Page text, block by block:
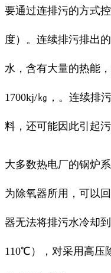
要通过连排污的方式
度）。连续排污排出
水，含有大量的热能
1700kj/㎏，。连续排
料，还可能因此引起污
大多数热电厂的锅炉
为除氧器所用，可以
器无法将排污水冷却
110℃），对采用高压